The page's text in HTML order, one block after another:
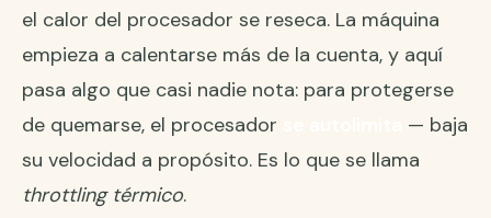
el calor del procesador se reseca. La máquina
empieza a calentarse más de la cuenta, y aquí
pasa algo que casi nadie nota: para protegerse
de quemarse, el procesador
— baja
su velocidad a propósito. Es lo que se llama
throttling térmico.